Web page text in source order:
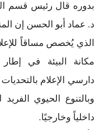
بدوره قال رئيس قسم
د. عماد أبو الحسن إن
الذي يُخصص مساقاً
مكانة البيئة في
دارسي الإعلام بالتحديات
وبالتنوع الحيوي الفريد
داخلياً وخارجيًا.